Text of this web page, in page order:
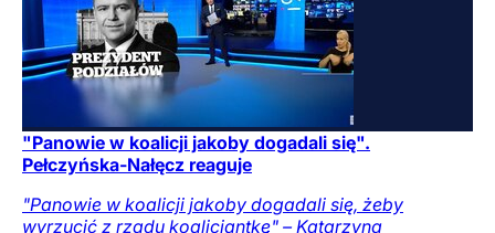
"Panowie w koalicji jakoby dogadali się".
Pełczyńska-Nałęcz reaguje
"Panowie w koalicji jakoby dogadali się, żeby
wyrzucić z rządu koalicjantkę" – Katarzyna